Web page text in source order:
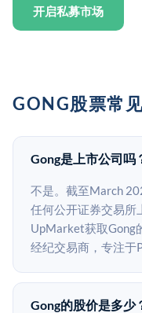
开启私募市场
GONG股票常
Gong是上市公司吗
不是。截至March
任何公开证券交易所
UpMarket获取Gong
经纪交易商，专注于
Gong的股价是多少